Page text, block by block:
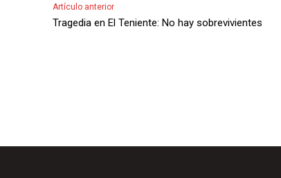
Artículo anterior
Tragedia en El Teniente: No hay sobrevivientes